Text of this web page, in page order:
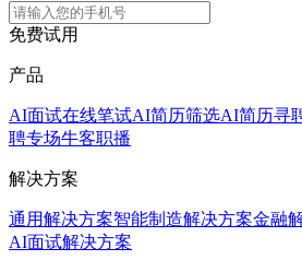
免费试用
产品
AI面试在线笔试AI简历筛选AI简历寻
聘专场牛客职播
解决方案
通用解决方案智能制造解决方案金融
AI面试解决方案